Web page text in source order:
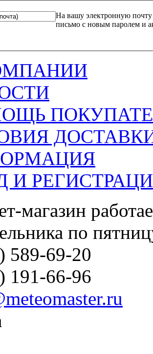
На вашу электронную почту
письмо с новым паролем и
И
магазин
по
589-69-20
191-66-96